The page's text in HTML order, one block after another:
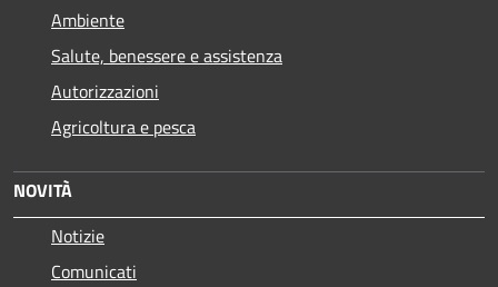
Ambiente
Salute, benessere e assistenza
Autorizzazioni
Agricoltura e pesca
NOVITÀ
Notizie
Comunicati